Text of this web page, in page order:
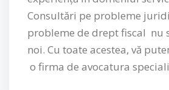
Consultări pe probleme
probleme de drept fiscal nu
noi. Cu toate acestea, vă
o firma de avocatura